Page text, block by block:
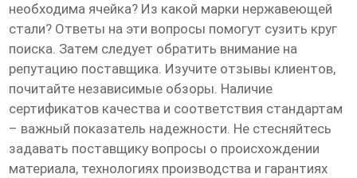
необходима ячейка? Из какой марки нержавеющей
стали? Ответы на эти вопросы помогут сузить круг
поиска. Затем следует обратить внимание на
репутацию поставщика. Изучите отзывы клиентов,
почитайте независимые обзоры. Наличие
сертификатов качества и соответствия стандартам
– важный показатель надежности. Не стесняйтесь
задавать поставщику вопросы о происхождении
материала, технологиях производства и гарантиях